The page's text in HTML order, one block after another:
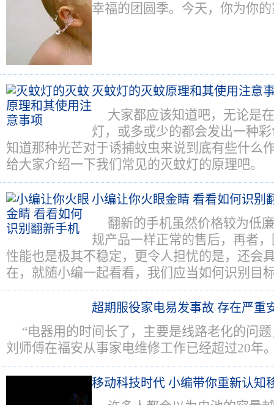
幸福的团圆季。今天，你为你
灭蚊灯的灭蚊原理和其使用注意
大家都应该知道吧，无论是
灯，或多或少的都会发出一种
知道那种光芒对于诱捕蚊虫来说到底有些什么
给大家介绍一下我们常见的灭蚊灯的原理吧。
小编让你火眼金睛 看看如何识别
翻新的手机虽然价格较为低
规产品一样正常的售后，再者
性能也是极其不稳定，更令人担忧的是，还会
在，就随小编一起看看，我们应当如何识别目
超期服役家电易发事故 存在严重
“电器用的时间长了，主要是线路老化的问
刘师傅在福安从事家电维修工作已经超过20年
移动科技时代 小编带你重新认知